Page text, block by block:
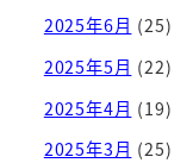
2025年6月 (25)
2025年5月 (22)
2025年4月 (19)
2025年3月 (25)